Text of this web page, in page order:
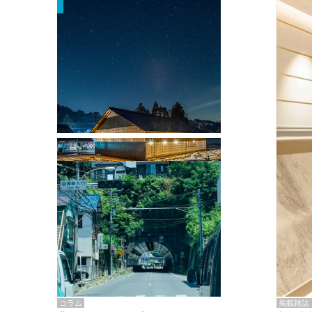
掲載雑誌
掲載雑誌・書籍
『街歩き研修「アールデコとモダニズ
ム、和風バロック」』のレポート記事が
掲載
コラム